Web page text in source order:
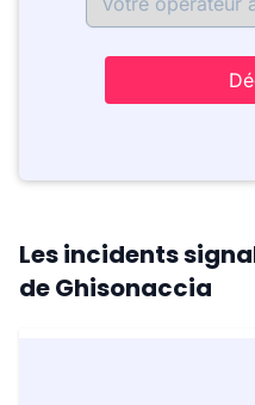
Les incidents
de Ghisonaccia